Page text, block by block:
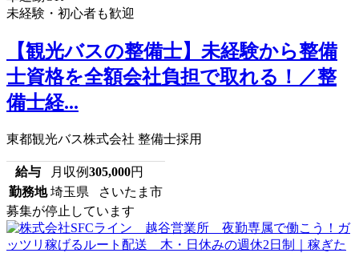
未経験・初心者も歓迎
【観光バスの整備士】未経験から整備
士資格を全額会社負担で取れる！／整
備士経...
東都観光バス株式会社 整備士採用
給与 月収例305,000円
勤務地 埼玉県 さいたま市
募集が停止しています